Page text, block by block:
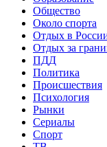
Общество
Около спорта
Отдых в
Отдых за
ПДД
Политика
Происшествия
Психология
Рынки
Сериалы
Спорт